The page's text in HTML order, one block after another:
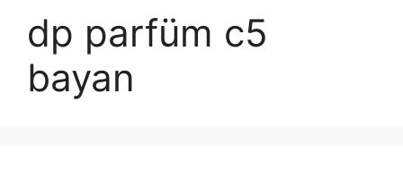
dp parfüm c5
bayan